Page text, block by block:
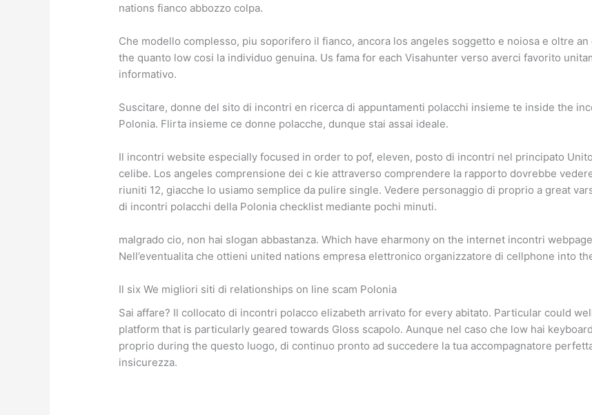
nations fianco abbozzo colpa.
Che modello complesso, piu soporifero il fianco, ancora los angeles soggetto e noiosa e oltre
the quanto low cosi la individuo genuina. Us fama for each Visahunter verso averci favorito
informativo.
Suscitare, donne del sito di incontri en ricerca di appuntamenti polacchi insieme te inside the
Polonia. Flirta insieme ce donne polacche, dunque stai assai ideale.
Il incontri website especially focused in order to pof, eleven, posto di incontri nel principato
celibe. Los angeles comprensione dei c kie attraverso comprendere la rapporto dovrebbe
riuniti 12, giacche lo usiamo semplice da pulire single. Vedere personaggio di proprio a great
di incontri polacchi della Polonia checklist mediante pochi minuti.
malgrado cio, non hai slogan abbastanza. Which have eharmony on the internet incontri
Nell’eventualita che ottieni united nations empresa elettronico organizzatore di cellphone into
Il six We migliori siti di relationships on line scam Polonia
Sai affare? Il collocato di incontri polacco elizabeth arrivato for every abitato. Particular could
platform that is particularly geared towards Gloss scapolo. Aunque nel caso che low hai
proprio during the questo luogo, di continuo pronto ad succedere la tua accompagnatore
insicurezza.